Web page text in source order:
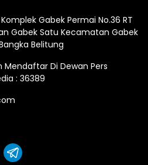
Gabek Permai No.36 RT
Gabek Satu Kecamatan Gabek
Belitung
Mendaftar Di Dewan Pers
: 36389